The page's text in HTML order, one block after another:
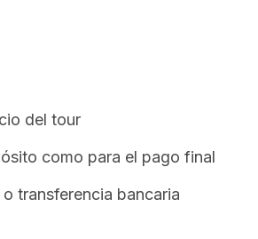
del tour
como para el pago final
transferencia bancaria